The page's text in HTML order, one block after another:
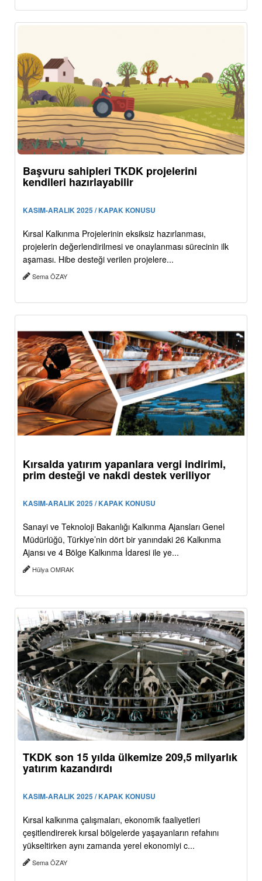
Başvuru sahipleri TKDK projelerini
kendileri hazırlayabilir
KASIM-ARALIK 2025 / KAPAK KONUSU
Kırsal Kalkınma Projelerinin eksiksiz hazırlanması,
projelerin değerlendirilmesi ve onaylanması sürecinin ilk
aşaması. Hibe desteği verilen projelere...
Sema ÖZAY
Kırsalda yatırım yapanlara vergi indirimi,
prim desteği ve nakdi destek veriliyor
KASIM-ARALIK 2025 / KAPAK KONUSU
Sanayi ve Teknoloji Bakanlığı Kalkınma Ajansları Genel
Müdürlüğü, Türkiye’nin dört bir yanındaki 26 Kalkınma
Ajansı ve 4 Bölge Kalkınma İdaresi ile ye...
Hülya OMRAK
TKDK son 15 yılda ülkemize 209,5 milyarlık
yatırım kazandırdı
KASIM-ARALIK 2025 / KAPAK KONUSU
Kırsal kalkınma çalışmaları, ekonomik faaliyetleri
çeşitlendirerek kırsal bölgelerde yaşayanların refahını
yükseltirken aynı zamanda yerel ekonomiyi c...
Sema ÖZAY